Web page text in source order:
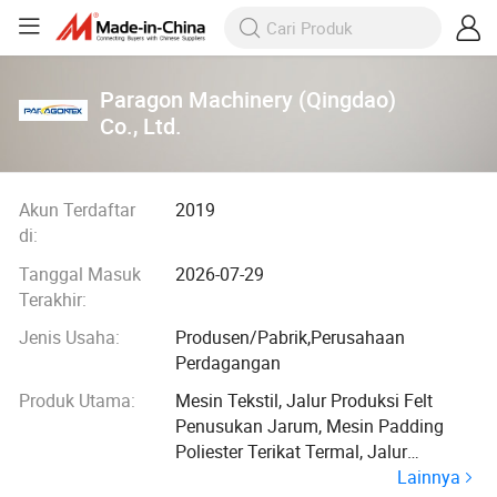
Paragon Machinery (Qingdao)
Co., Ltd.
Akun Terdaftar
di:
2019
Tanggal Masuk
Terakhir:
2026-07-29
Jenis Usaha:
Produsen/Pabrik,Perusahaan
Perdagangan
Produk Utama:
Mesin Tekstil, Jalur Produksi Felt
Penusukan Jarum, Mesin Padding
Poliester Terikat Termal, Jalur
Produksi Selimut Poliester Nonwoven,
Lainnya